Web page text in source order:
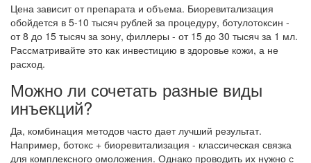
Цена зависит от препарата и объема. Биоревитализация
обойдется в 5-10 тысяч рублей за процедуру, ботулотоксин -
от 8 до 15 тысяч за зону, филлеры - от 15 до 30 тысяч за 1 мл.
Рассматривайте это как инвестицию в здоровье кожи, а не
расход.
Можно ли сочетать разные виды
инъекций?
Да, комбинация методов часто дает лучший результат.
Например, ботокс + биоревитализация - классическая связка
для комплексного омоложения. Однако проводить их нужно с